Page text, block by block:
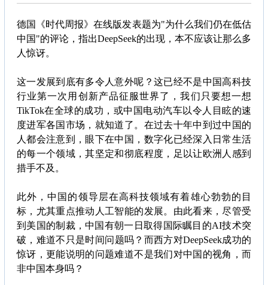
德国《时代周报》在线版发表题为"为什么我们仍在低估
中国"的评论，指出DeepSeek的出现，本不应该让那么多
人惊讶。
这一发展到底有多令人意外呢？这已经不是中国高科技
行业第一次用创新产品征服世界了，我们只要想一想
TikTok在全球的成功，或中国电动汽车以令人目眩的速
度进军各国市场，就知道了。在过去十年中到过中国的
人都会注意到，眼下在中国，数字化已经深入日常生活
的每一个领域，其坚定和彻底程度，足以让欧洲人感到
措手不及。
此外，中国的领导层在高科技领域有着雄心勃勃的目
标，尤其重点推动人工智能的发展。由此看来，尽管受
到美国的制裁，中国有朝一日取得国际瞩目的AI技术突
破，难道不只是时间问题吗？而西方对DeepSeek成功的
惊讶，更能说明的问题难道不是我们对中国的视角，而
非中国本身吗？